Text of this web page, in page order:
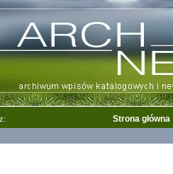
Strona główna